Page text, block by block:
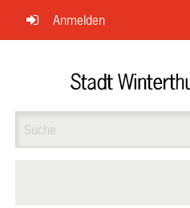
Navigation
überspringen
Anmelden